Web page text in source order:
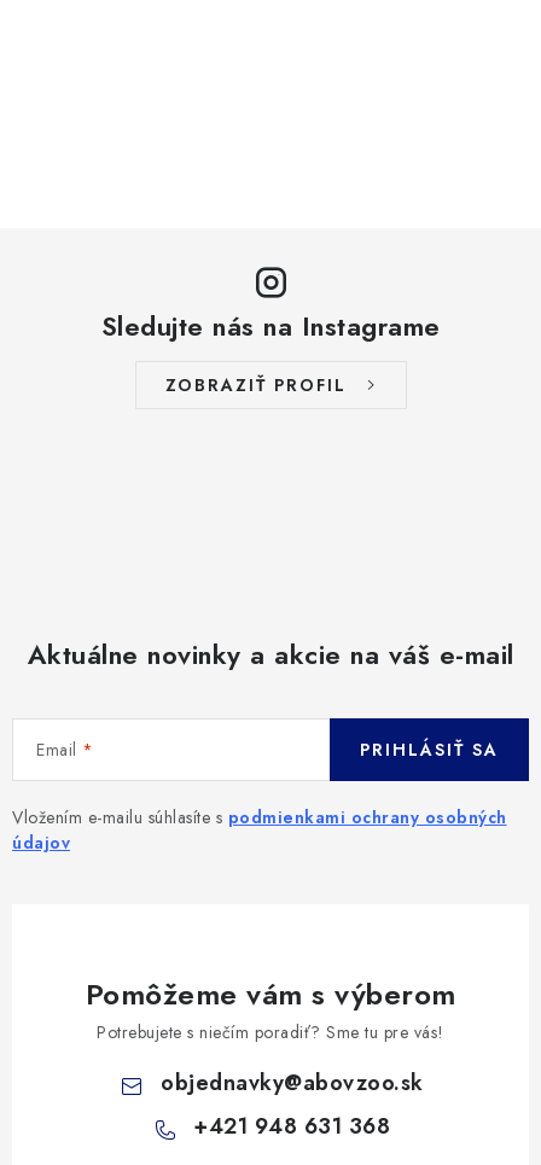
Sledujte nás na Instagrame
ZOBRAZIŤ PROFIL
Aktuálne novinky a akcie na váš e-mail
Email
Vložením e-mailu súhlasíte s podmienkami ochrany osobných
údajov
PRIHLÁSIŤ SA
Pomôžeme vám s výberom
Potrebujete s niečím poradiť? Sme tu pre vás!
objednavky@abovzoo.sk
+421 948 631 368